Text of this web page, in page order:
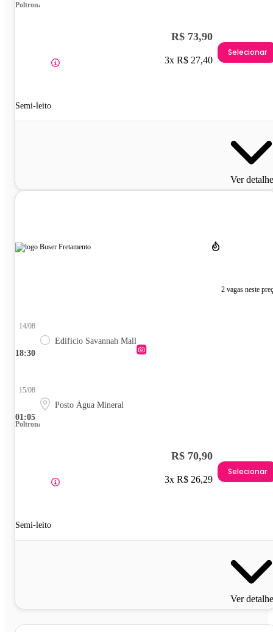
Poltrona
Semi-leito
R$ 73,90
3x R$ 27,40
Selecionar
Ver
2 vagas neste
18:30
14/08
Edificio Savannah Mall
01:05
15/08
Posto Água Mineral
Poltrona
Semi-leito
R$ 70,90
3x R$ 26,29
Selecionar
Ver